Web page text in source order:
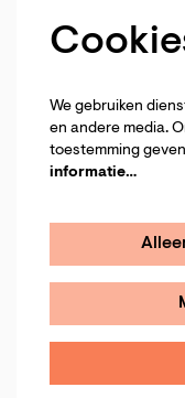
We gebruiken
en andere media.
toestemming
informatie…